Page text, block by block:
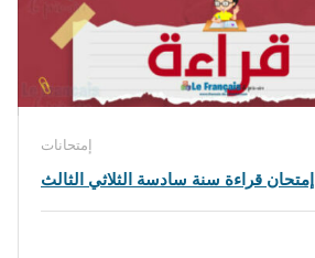
إمتحانات
إمتحان قراءة سنة سادسة الثلاثي الثالث